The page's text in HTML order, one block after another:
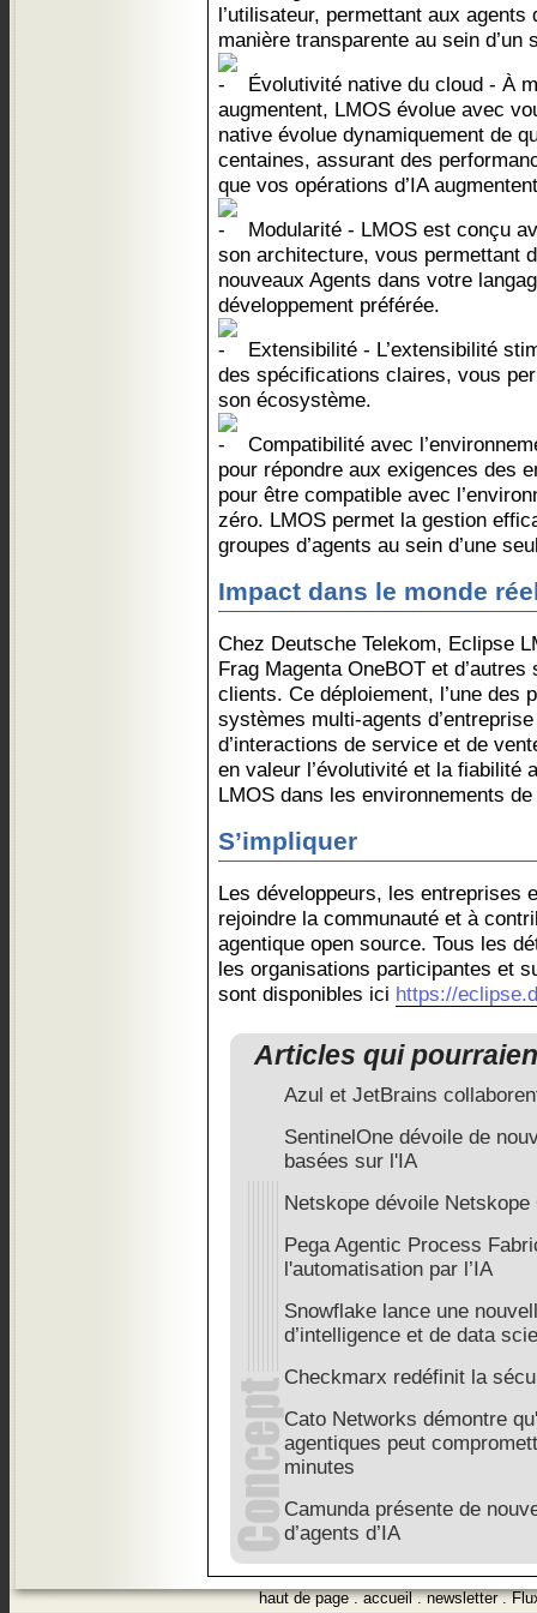
l’utilisateur, permettant aux
manière transparente au sein d’un
Évolutivité native du cloud - À
augmentent, LMOS évolue avec
native évolue dynamiquement de
centaines, assurant des
que vos opérations d’IA
Modularité - LMOS est conçu
son architecture, vous permettant
nouveaux Agents dans votre
développement préférée.
Extensibilité - L’extensibilité
des spécifications claires, vous
son écosystème.
Compatibilité avec
pour répondre aux exigences des
pour être compatible avec
zéro. LMOS permet la gestion
groupes d’agents au sein d’une
Impact dans le monde
Chez Deutsche Telekom, Eclipse
Frag Magenta OneBOT et
clients. Ce déploiement, l’une
systèmes multi-agents
d’interactions de service et de
en valeur l’évolutivité et la fiabilité
LMOS dans les environnements
S’impliquer
Les développeurs, les entreprises
rejoindre la communauté et à
agentique open source. Tous les
les organisations participantes et
sont disponibles ici https://
Articles qui
Azul et JetBrains
SentinelOne dévoile de
basées sur l'IA
Netskope dévoile
Pega Agentic Process
l'automatisation par l’IA
Snowflake lance une
d’intelligence et de data
Checkmarx redéfinit la
Cato Networks démontre
agentiques peut
minutes
Camunda présente de
d’agents d’IA
haut de page.accueil.newsletter.